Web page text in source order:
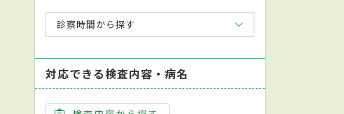
診察時間から探す
対応できる検査内容・病名